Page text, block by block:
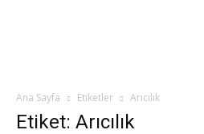
Ana Sayfa Etiketler Arıcılık
Etiket: Arıcılık